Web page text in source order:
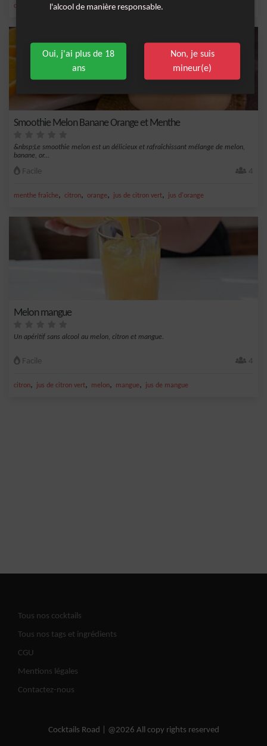
citron triple sec,jus de citron vert ,sucre,glace
Smoothie Melon Banane Orange et Menthe
&nbsp;Le smoothie melon est un délicieux et rafraîchissant mélange de melon,
banane, or...
Facile 4
menthe fraîche, citron, orange, jus de citron vert, jus d'orange
Melon mangue
Un apéritif sans alcool au melon, citron et mangue.
Facile 4
citron, jus de citron vert, melon, mangue, jus de mangue
Tous nos cocktails
Tous nos tags et ingrédients
CGU
Mentions légales
Contactez-nous
Cocktails Road | @2026 All copy rights reserved
l'alcool de manière responsable.
Oui, j'ai plus de 18
ans
Non, je suis
mineur(e)